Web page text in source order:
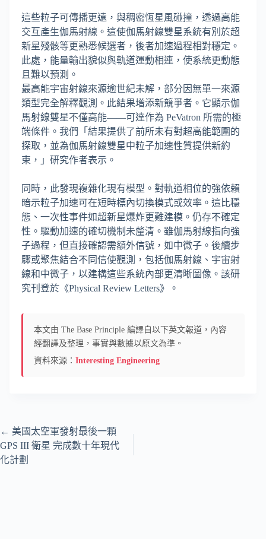
這些粒子可傳播更遠，與稠密恆星風碰撞，透過高能
交互產生伽馬射線。這使伽馬射線雙星系統有別於超
新星殘骸等更熟悉候選者，後者加速過程相對穩定。
此處，能量輸出貌似與軌道運動相連，使系統更動態
且難以預測。
最高能宇宙射線來源逾世紀未解，部分因無單一來源
類型完全解釋觀測。此結果增添新競爭者。它顯示伽
馬射線雙星不僅高能——可達作為 PeVatron 所需的極
端條件。我們「結果提供了前所未有對超高能範圍的
探取，並為伽馬射線雙星中粒子加速性質提供新約
束，」研究作者表示。
同時，此發現複雜化現有模型。對軌道相位的強依賴
暗示粒子加速可在短時標內切換模式或效率。這比穩
態、一次性事件如超新星爆炸更難建模。仍存不確定
性。驅動加速的確切機制未釐清。雖伽馬射線指向強
子過程，但直接確認需額外信號，如中微子。後續步
驟或聚焦結合不同信使觀測，包括伽馬射線、宇宙射
線和中微子，以建構這些系統內部更清晰圖像。該研
究刊登於《Physical Review Letters》。
本文由 The Base Principle 編譯自以下英文報道，內容
經翻譯及整理，事實與數據以原文為準。
資料來源： Interesting Engineering
← 美國太空軍發射最後一顆
GPS III 衛星 完成數十年現代
化計劃